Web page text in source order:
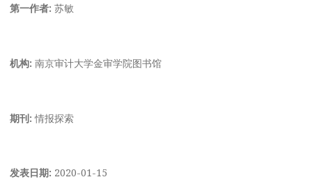
第一作者: 苏敏
机构: 南京审计大学金审学院图书馆
期刊: 情报探索
发表日期: 2020-01-15